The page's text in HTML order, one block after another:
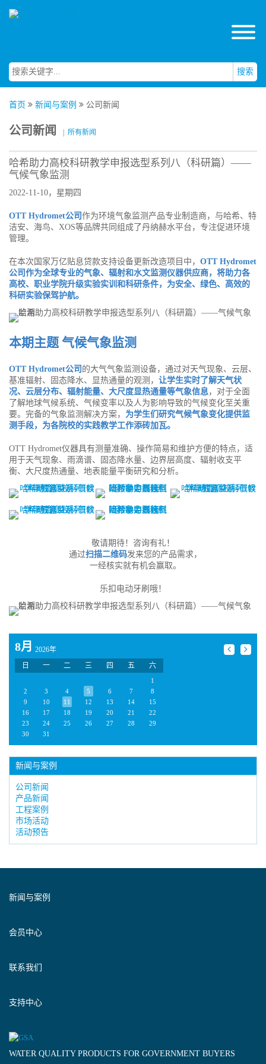
搜索
首页 新闻与案例 公司新闻
公司新闻 所有新闻
哈希助力高校科研教学申报选型系列八（科研篇）——
气候气象监测
2022-11-10，星期四
OTT Hydromet公司 作为环境气象监测产品专业制造商，与哈希、特
洁安、海鸟、XOS等品牌共同组成了丹纳赫水平台，专注促进环境
管理。
在本次国家万亿贴息贷款支持设备更新改造项目中， OTT Hydromet
公司作为全球专业的气象、辐射和水文监测仪器供应商，将助力各
高校、职业学院升级实验实训和科研条件，为安全、绿色、高效的
科研实验保驾护航。
本期主题 气候气象监测
OTT Hydromet公司 的大气气象监测设备，通过对天气现象、云层、
基准辐射、固态降水、显热通量的观测， 让学生实时了解天气状
况、云层分布、辐射能量、大尺度显热通量等气象信息，对于全面
了解地球气候系统、气候变率以及人为影响导致的气候变化至关重
要。完备的气象监测解决方案， 为学生们研究气候气象变化提供监
测手段，为各院校的实践教学工作添砖加瓦。
OTT Hydromet仪器具有测量准确、操作简易和维护方便的特点，适
用于天气现象、雨滴谱、固态降水量、边界层高度、辐射收支平
衡、大尺度热通量、地表能量平衡研究和分析。
敬请期待！咨询有礼！
通过扫描二维码发来您的产品需求，
一经核实就有机会赢取。
乐扣电动牙刷哦！
8月
2026年
日
一 二 三 四 五 六
1
2
3 4 5 6 7
8
9
10 11 12 13 14
15
16
17 18 19 20 21
22
23
24 25 26 27 28
29
30
31
新闻与案例
公司新闻
产品新闻
工程案例
市场活动
活动预告
新闻与案例
会员中心
联系我们
支持中心
WATER QUALITY PRODUCTS FOR GOVERNMENT BUYERS